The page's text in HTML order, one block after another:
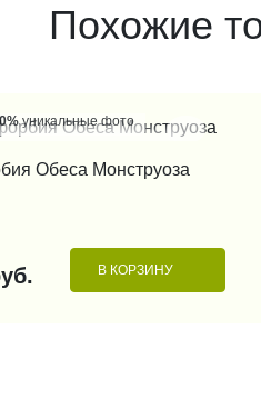
Похожие
уникальные фото
Обеса Монструоза
В КОРЗИНУ